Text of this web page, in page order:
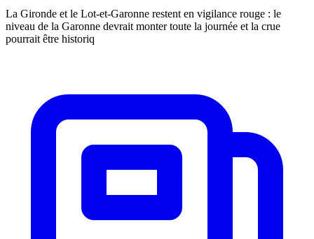
La Gironde et le Lot-et-Garonne restent en vigilance rouge : le
niveau de la Garonne devrait monter toute la journée et la crue
pourrait être historiq